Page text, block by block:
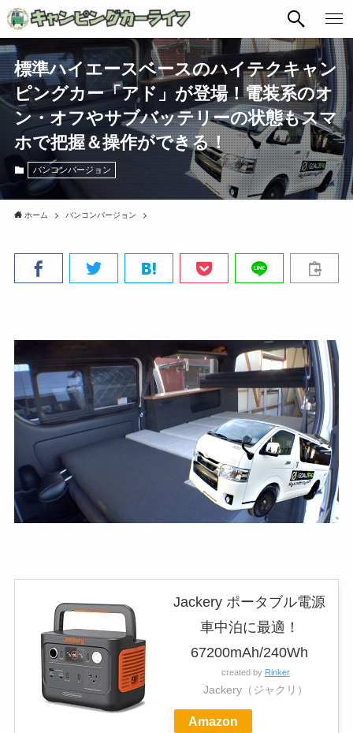
標準ハイエースベースのハイテクキャン
ピングカー「アド」が登場！電装系のオ
ン・オフやサブバッテリーの状態もスマ
ホで把握＆操作ができる！
バンコンバージョン
ホーム バンコンバージョン
Jackery ポータブル電源
車中泊に最適！
67200mAh/240Wh
created by Rinker
Jackery（ジャクリ）
Amazon